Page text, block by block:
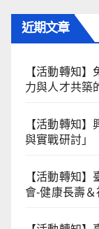
近期文章
【活動轉知
力與⼈才共築
【活動轉知
與實戰研討」
【活動轉知
會-健康長壽＆